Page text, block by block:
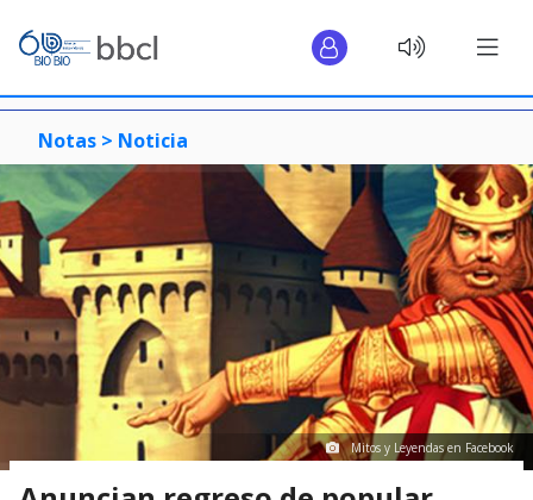
Notas > Noticia
Mitos y Leyendas en Facebook